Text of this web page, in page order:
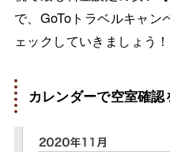
で、GoToトラベルキャン
ェックしていきましょう！
カレンダーで空室確認